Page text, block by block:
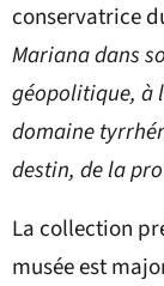
conservatrice
Mariana dans
géopolitique, à
domaine
destin, de la
La collection
musée est